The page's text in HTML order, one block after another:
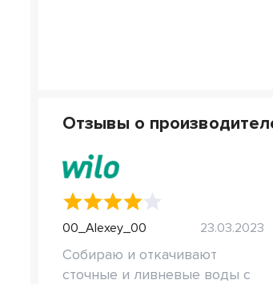
Отзывы о
00_Alexey_00 23.03.2023
Собираю и откачивают
сточные и ливневые воды с